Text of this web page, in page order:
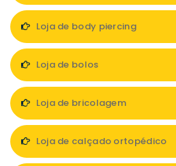
Loja de body piercing
Loja de bolos
Loja de bricolagem
Loja de calçado ortopédico